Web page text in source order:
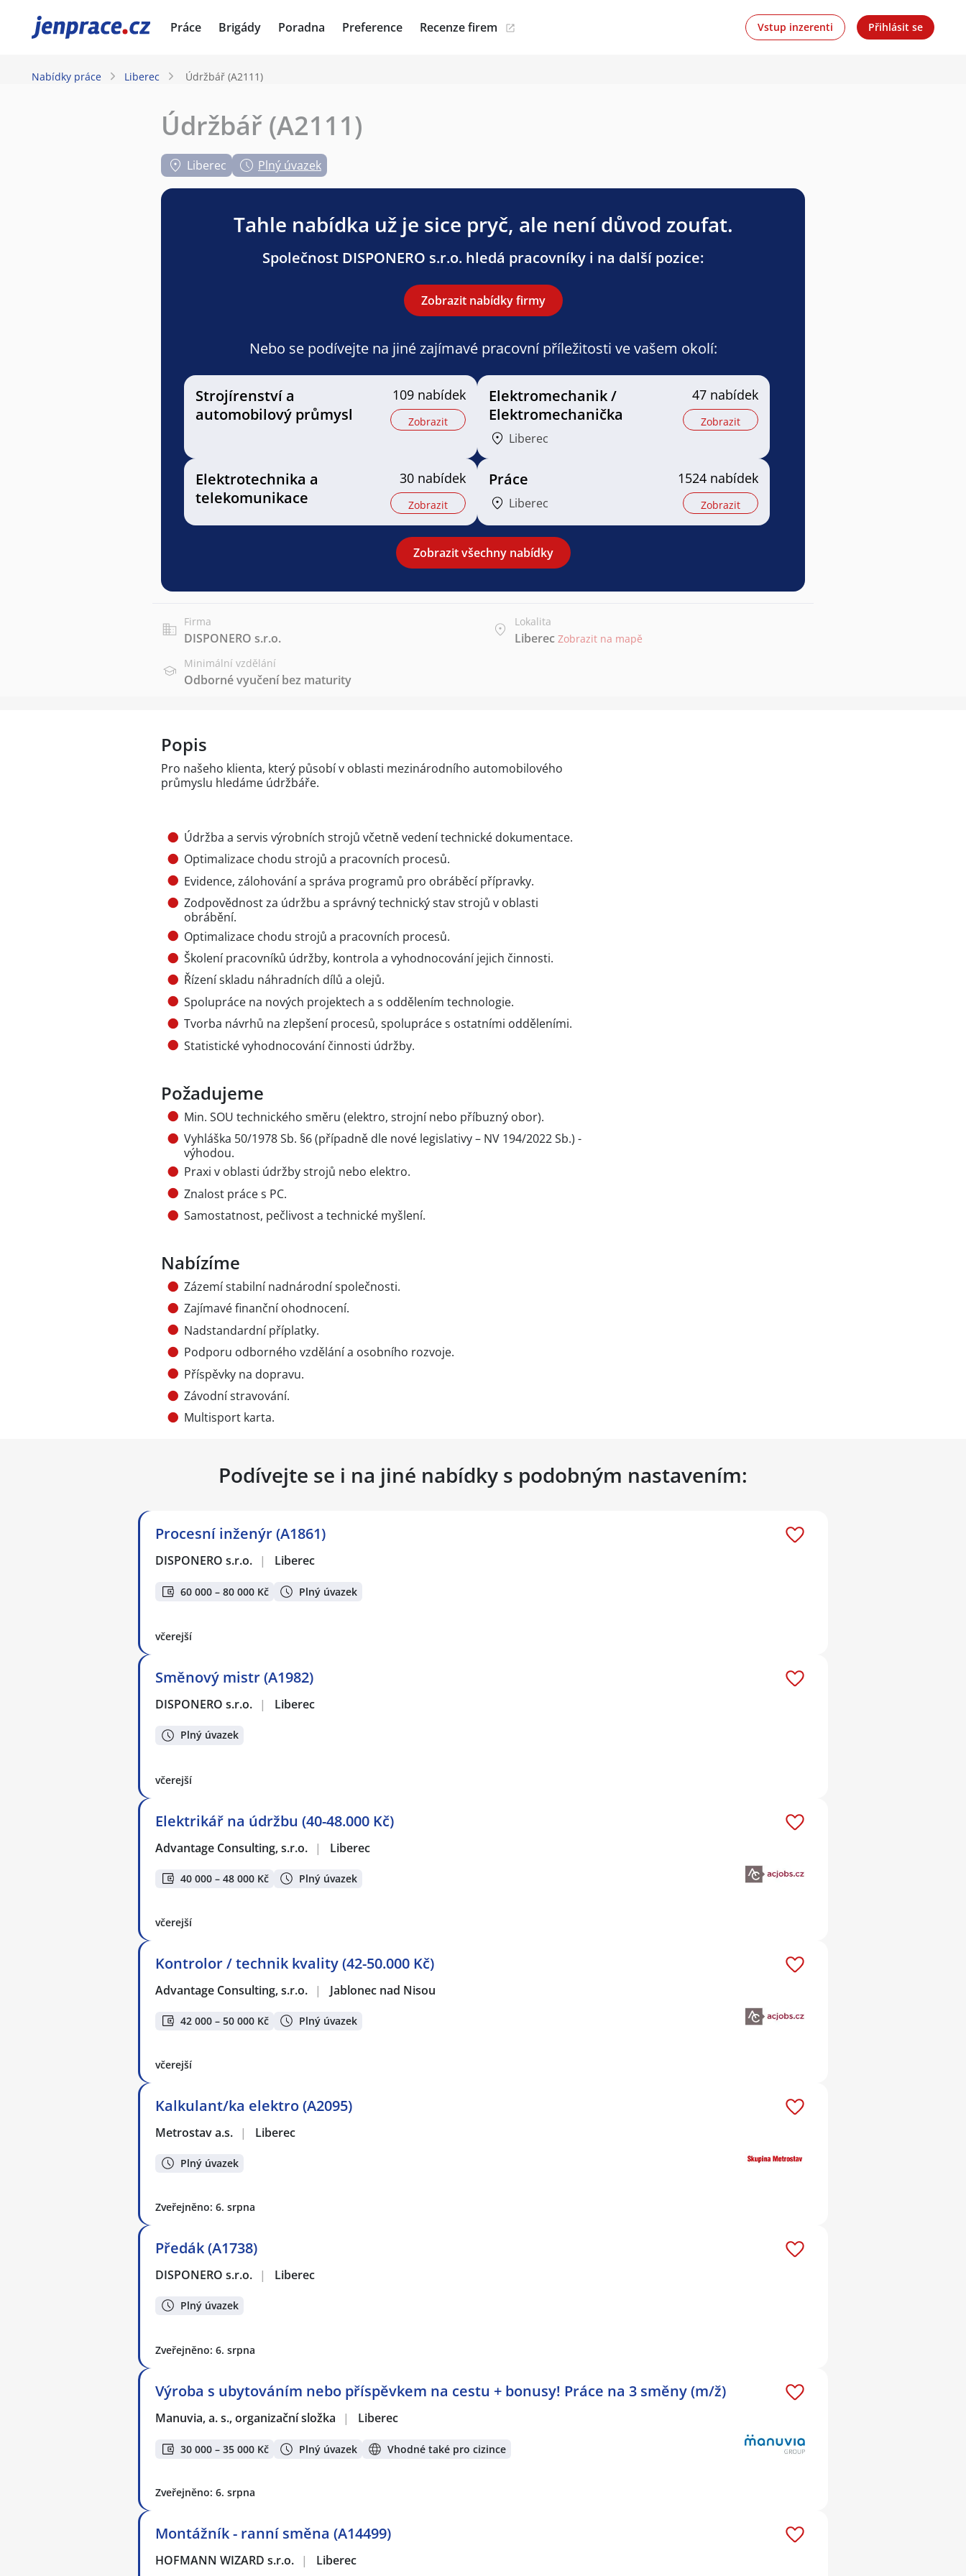
JenPráce.cz Práce Brigády Poradna Preference Recenze firem Vstup inzerenti Přihlásit se
Nabídky práce Liberec Údržbář (A2111)
Údržbář (A2111)
Liberec Plný úvazek
Tahle nabídka už je sice pryč, ale není důvod zoufat.
Společnost DISPONERO s.r.o. hledá pracovníky i na další pozice:
Zobrazit nabídky firmy
Nebo se podívejte na jiné zajímavé pracovní příležitosti ve vašem okolí:
Strojírenství a
automobilový průmysl
109 nabídek
Zobrazit
Elektromechanik /
Elektromechanička
Liberec
47 nabídek
Zobrazit
Elektrotechnika a
telekomunikace
30 nabídek
Zobrazit
Práce
Liberec
1524 nabídek
Zobrazit
Zobrazit všechny nabídky
Firma
DISPONERO s.r.o.
Lokalita
Liberec Zobrazit na mapě
Minimální vzdělání
Odborné vyučení bez maturity
Popis
Pro našeho klienta, který působí v oblasti mezinárodního automobilového
průmyslu hledáme údržbáře.
Údržba a servis výrobních strojů včetně vedení technické dokumentace.
Optimalizace chodu strojů a pracovních procesů.
Evidence, zálohování a správa programů pro obráběcí přípravky.
Zodpovědnost za údržbu a správný technický stav strojů v oblasti
obrábění.
Optimalizace chodu strojů a pracovních procesů.
Školení pracovníků údržby, kontrola a vyhodnocování jejich činnosti.
Řízení skladu náhradních dílů a olejů.
Spolupráce na nových projektech a s oddělením technologie.
Tvorba návrhů na zlepšení procesů, spolupráce s ostatními odděleními.
Statistické vyhodnocování činnosti údržby.
Požadujeme
Min. SOU technického směru (elektro, strojní nebo příbuzný obor).
Vyhláška 50/1978 Sb. §6 (případně dle nové legislativy – NV 194/2022 Sb.) -
výhodou.
Praxi v oblasti údržby strojů nebo elektro.
Znalost práce s PC.
Samostatnost, pečlivost a technické myšlení.
Nabízíme
Zázemí stabilní nadnárodní společnosti.
Zajímavé finanční ohodnocení.
Nadstandardní příplatky.
Podporu odborného vzdělání a osobního rozvoje.
Příspěvky na dopravu.
Závodní stravování.
Multisport karta.
Podívejte se i na jiné nabídky s podobným nastavením:
Procesní inženýr (A1861)
DISPONERO s.r.o. | Liberec
60 000 – 80 000 Kč Plný úvazek
včerejší
Směnový mistr (A1982)
DISPONERO s.r.o. | Liberec
Plný úvazek
včerejší
Elektrikář na údržbu (40-48.000 Kč)
Advantage Consulting, s.r.o. | Liberec
40 000 – 48 000 Kč Plný úvazek
včerejší
Kontrolor / technik kvality (42-50.000 Kč)
Advantage Consulting, s.r.o. | Jablonec nad Nisou
42 000 – 50 000 Kč Plný úvazek
včerejší
Kalkulant/ka elektro (A2095)
Metrostav a.s. | Liberec
Plný úvazek
Zveřejněno: 6. srpna
Předák (A1738)
DISPONERO s.r.o. | Liberec
Plný úvazek
Zveřejněno: 6. srpna
Výroba s ubytováním nebo příspěvkem na cestu + bonusy! Práce na 3 směny (m/ž)
Manuvia, a. s., organizační složka | Liberec
30 000 – 35 000 Kč Plný úvazek Vhodné také pro cizince
Zveřejněno: 6. srpna
Montážník - ranní směna (A14499)
HOFMANN WIZARD s.r.o. | Liberec